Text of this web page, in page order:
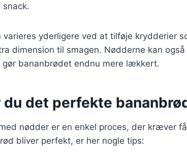
varieres yderligere ved at tilføje krydderier
dimension til smagen. Nødderne kan
gør bananbrødet endnu mere lækkert.
du det perfekte
nødder er en enkel proces, der kræver
bliver perfekt, er her nogle tips: